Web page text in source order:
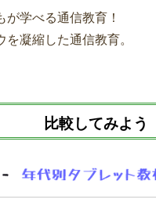
が学べる通信教育！
を凝縮した通信教育。
比較してみよう